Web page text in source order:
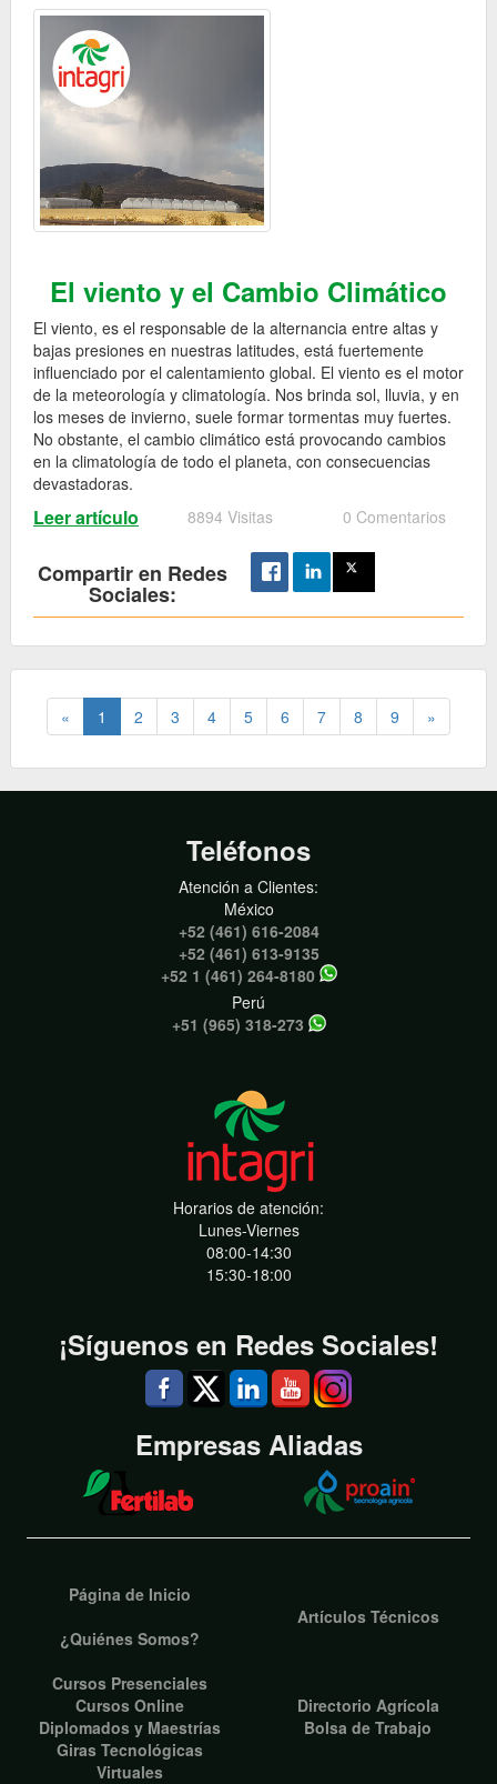
El viento y el Cambio Climático
El viento, es el responsable de la alternancia entre altas y
bajas presiones en nuestras latitudes, está fuertemente
influenciado por el calentamiento global. El viento es el motor
de la meteorología y climatología. Nos brinda sol, lluvia, y en
los meses de invierno, suele formar tormentas muy fuertes.
No obstante, el cambio climático está provocando cambios
en la climatología de todo el planeta, con consecuencias
devastadoras.
Leer artículo 8894 Visitas 0 Comentarios
Compartir en Redes
Sociales:
« 1 2 3 4 5 6 7 8 9 »
Teléfonos
Atención a Clientes:
México
+52 (461) 616-2084
+52 (461) 613-9135
+52 1 (461) 264-8180
Perú
+51 (965) 318-273
Horarios de atención:
Lunes-Viernes
08:00-14:30
15:30-18:00
¡Síguenos en Redes Sociales!
Empresas Aliadas
Página de Inicio
¿Quiénes Somos?
Artículos Técnicos
Cursos Presenciales
Cursos Online
Diplomados y Maestrías
Giras Tecnológicas
Virtuales
Directorio Agrícola
Bolsa de Trabajo